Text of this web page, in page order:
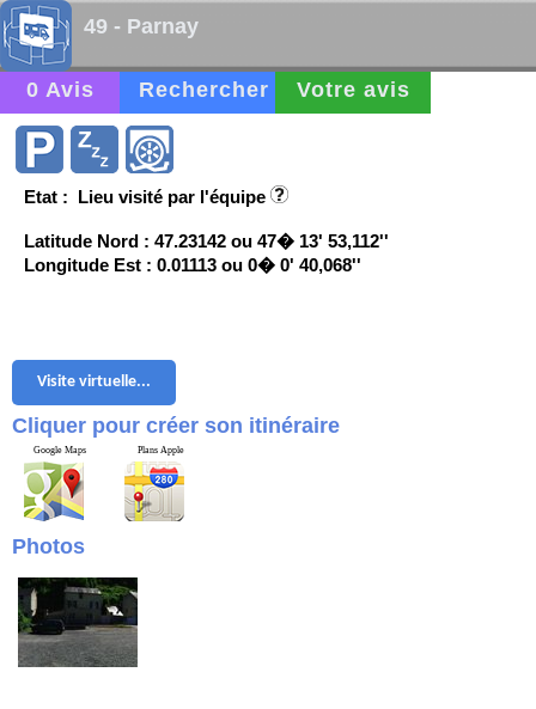
49 - Parnay
0 Avis Rechercher Votre avis
Etat : Lieu visité par l'équipe
Latitude Nord : 47.23142 ou 47� 13' 53,112''
Longitude Est : 0.01113 ou 0� 0' 40,068''
Visite virtuelle...
Cliquer pour créer son itinéraire
Google Maps Plans Apple
Photos